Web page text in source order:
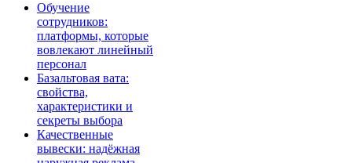
Обучение
сотрудников:
платформы, которые
вовлекают линейный
персонал
Базальтовая вата:
свойства,
характеристики и
секреты выбора
Качественные
вывески: надёжная